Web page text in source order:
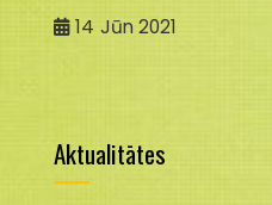
14 Jūn 2021
Aktualitātes